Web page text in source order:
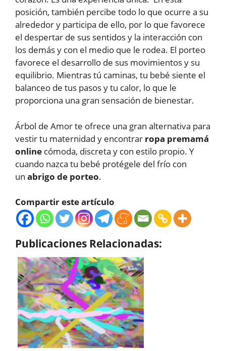
posición, también percibe todo lo que ocurre a su
alrededor y participa de ello, por lo que favorece
el despertar de sus sentidos y la interacción con
los demás y con el medio que le rodea. El porteo
favorece el desarrollo de sus movimientos y su
equilibrio. Mientras tú caminas, tu bebé siente el
balanceo de tus pasos y tu calor, lo que le
proporciona una gran sensación de bienestar.
Árbol de Amor te ofrece una gran alternativa para
vestir tu maternidad y encontrar ropa premamá
online cómoda, discreta y con estilo propio. Y
cuando nazca tu bebé protégele del frío con
un abrigo de porteo.
Compartir este artículo
Publicaciones Relacionadas: